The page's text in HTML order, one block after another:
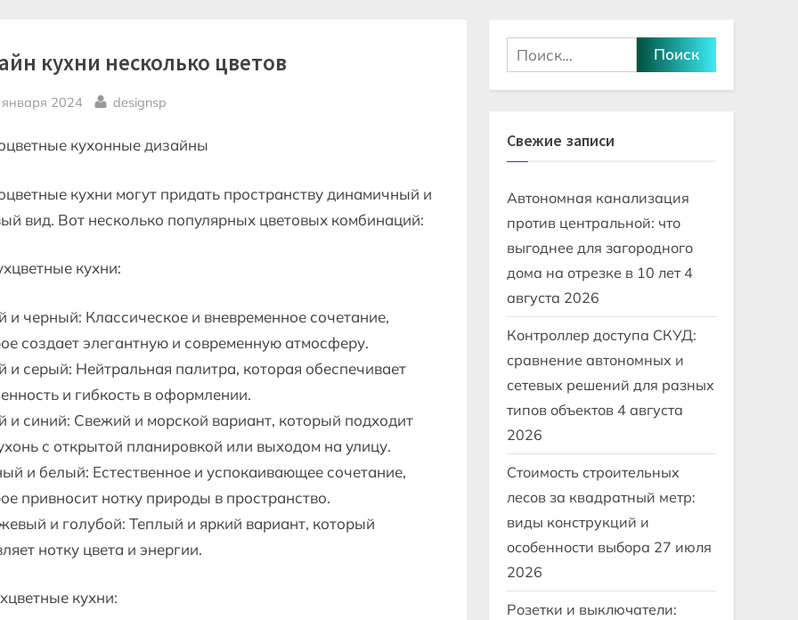
form
кухни несколько цветов
2024 By
designsp
кухонные дизайны
кухни могут придать пространству динамичный и
вид. Вот несколько популярных цветовых комбинаций:
кухни:
и черный: Классическое и вневременное сочетание,
создает элегантную и современную атмосферу.
и серый: Нейтральная палитра, которая обеспечивает
и гибкость в оформлении.
и синий: Свежий и морской вариант, который подходит
с открытой планировкой или выходом на улицу.
и белый: Естественное и успокаивающее сочетание,
привносит нотку природы в пространство.
и голубой: Теплый и яркий вариант, который
нотку цвета и энергии.
кухни:
Найти:
Свежие записи
Автономная канализация
против центральной: что
выгоднее для загородного
дома на отрезке в 10 лет 4
августа 2026
Контроллер доступа СКУД:
сравнение автономных и
сетевых решений для разных
типов объектов 4 августа
2026
Стоимость строительных
лесов за квадратный метр:
виды конструкций и
особенности выбора 27 июля
2026
Розетки и выключатели: